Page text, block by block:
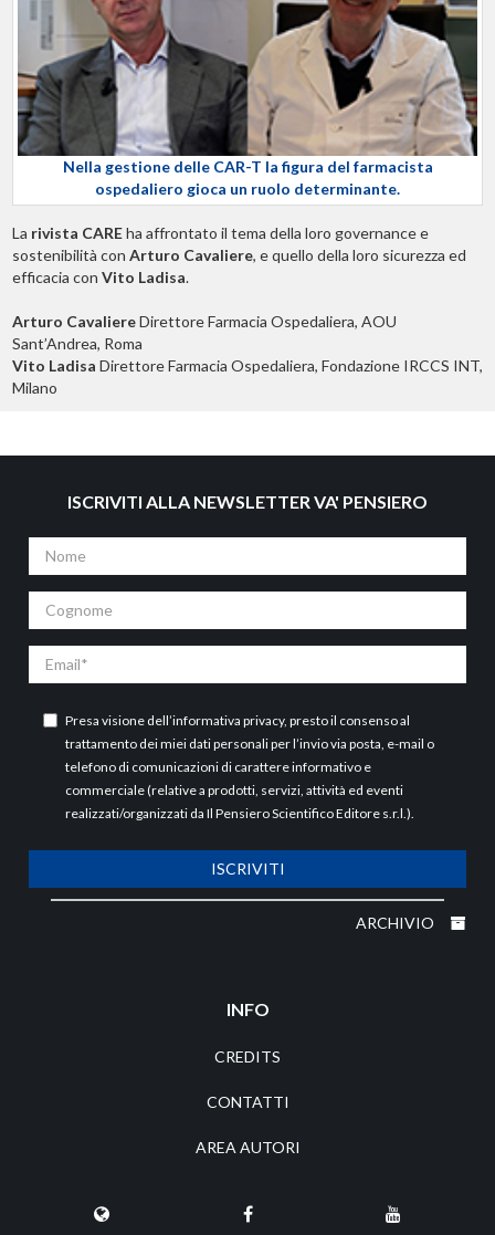
Nella gestione delle CAR-T la figura del farmacista
ospedaliero gioca un ruolo determinante.
La rivista CAREha affrontato il tema della loro governance e
sostenibilità con Arturo Cavaliere, e quello della loro sicurezza ed
efficacia con Vito Ladisa.
Arturo CavaliereDirettore Farmacia Ospedaliera, AOU
Sant’Andrea, Roma
Vito Ladisa Direttore Farmacia Ospedaliera, Fondazione IRCCS INT,
Milano
ISCRIVITI ALLA NEWSLETTER VA' PENSIERO
Nome
Cognome
Email
Presa visione dell’informativa privacy, presto il consenso al
trattamento dei miei dati personali per l’invio via posta, e-mail o
telefono di comunicazioni di carattere informativo e
commerciale (relative a prodotti, servizi, attività ed eventi
realizzati/organizzati da Il Pensiero Scientifico Editore s.r.l.).
ISCRIVITI
ARCHIVIO
INFO
CREDITS
CONTATTI
AREA AUTORI